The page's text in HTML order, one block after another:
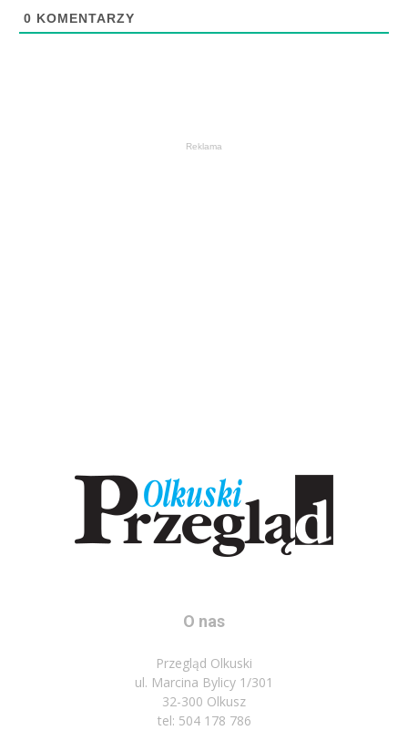
0 KOMENTARZY
Reklama
O nas
Przegląd Olkuski
ul. Marcina Bylicy 1/301
32-300 Olkusz
tel: 504 178 786